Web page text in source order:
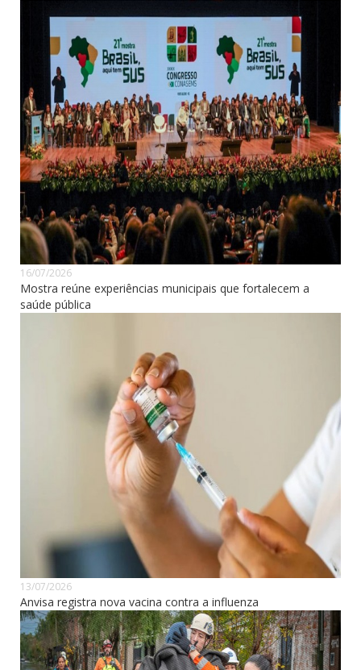
16/07/2026
Mostra reúne experiências municipais que fortalecem a
saúde pública
13/07/2026
Anvisa registra nova vacina contra a influenza